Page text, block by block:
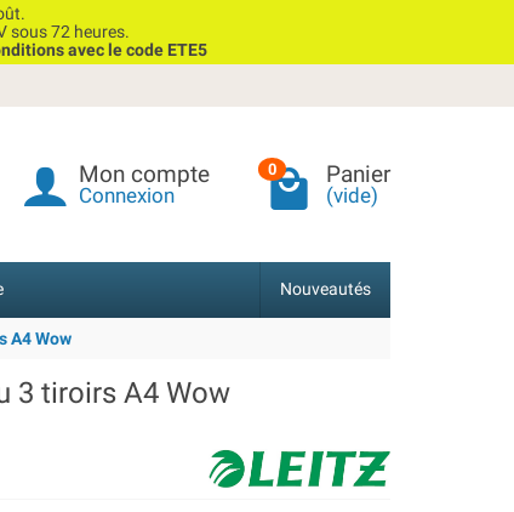
sous 72 heures.
avec le code ETE5
Mon compte
Connexion
0 Panier
(vide)
Nouveautés
A4 Wow
3 tiroirs A4 Wow